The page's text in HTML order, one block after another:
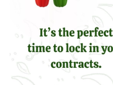
zu erhöhen, Märkte zu